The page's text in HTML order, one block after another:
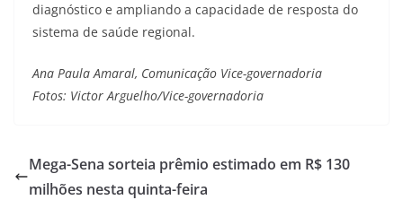
diagnóstico e ampliando a capacidade de resposta do
sistema de saúde regional.
Ana Paula Amaral, Comunicação Vice-governadoria
Fotos: Victor Arguelho/Vice-governadoria
Mega-Sena sorteia prêmio estimado em R$ 130
milhões nesta quinta-feira